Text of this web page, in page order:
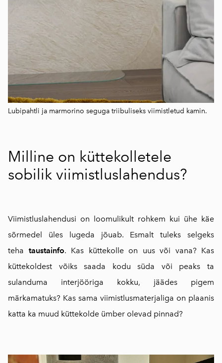
Lubipahtli ja marmorino seguga triibuliseks viimistletud kamin.
Milline on küttekolletele
sobilik viimistluslahendus?
Viimistluslahendusi on loomulikult rohkem kui ühe käe
sõrmedel üles lugeda jõuab. Esmalt tuleks selgeks
teha taustainfo. Kas küttekolle on uus või vana? Kas
küttekoldest võiks saada kodu süda või peaks ta
sulanduma interjööriga kokku, jäädes pigem
märkamatuks? Kas sama viimistlusmaterjaliga on plaanis
katta ka muud küttekolde ümber olevad pinnad?